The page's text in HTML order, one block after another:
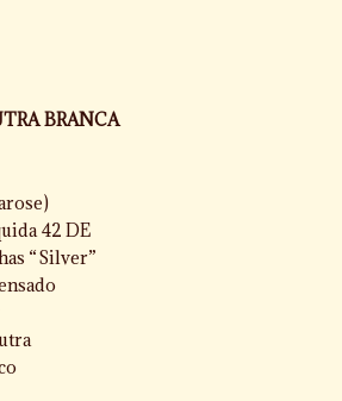
BRANCA
42 DE
“Silver”